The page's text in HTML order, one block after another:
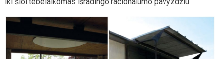
iki šiol tebelaikomas išradingo racionalumo pavyzdžiu.